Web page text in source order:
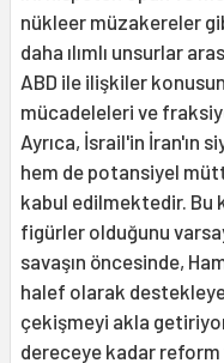
nükleer müzakereler
daha ılımlı unsurlar
ABD ile ilişkiler
mücadeleleri ve
Ayrıca, İsrail'in İran'ın
hem de potansiyel
kabul edilmektedir. Bu
figürler olduğunu
savaşın öncesinde,
halef olarak
çekişmeyi akla
dereceye kadar reform